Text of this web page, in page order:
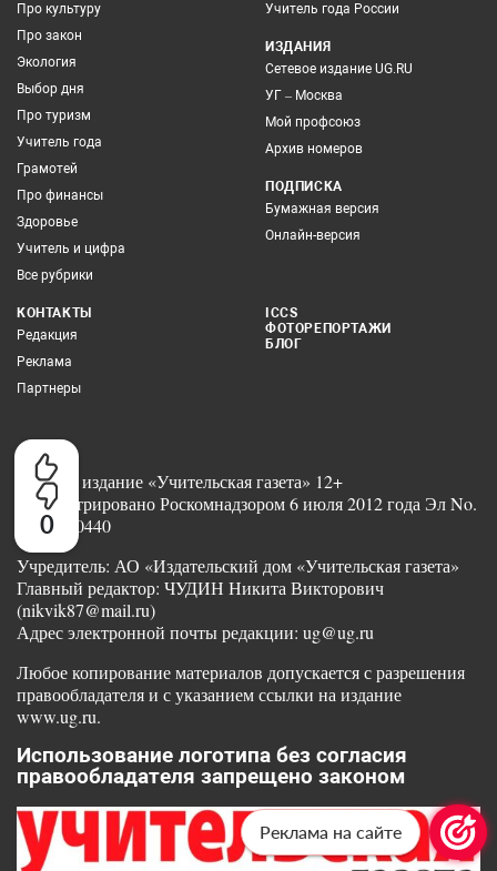
0
Про культуру
Про закон
Экология
Выбор дня
Про туризм
Учитель года
Грамотей
Про финансы
Здоровье
Учитель и цифра
Все рубрики
Учитель года России
ИЗДАНИЯ
Сетевое издание UG.RU
УГ – Москва
Мой профсоюз
Архив номеров
ПОДПИСКА
Бумажная версия
Онлайн-версия
КОНТАКТЫ
Редакция
Реклама
Партнеры
ICCS
ФОТОРЕПОРТАЖИ
БЛОГ
Сетевое издание «Учительская газета» 12+
Зарегистрировано Роскомнадзором 6 июля 2012 года Эл No.
ФС77-50440
Учредитель: АО «Издательский дом «Учительская газета»
Главный редактор: ЧУДИН Никита Викторович
(nikvik87@mail.ru)
Адрес электронной почты редакции: ug@ug.ru
Любое копирование материалов допускается с разрешения
правообладателя и с указанием ссылки на издание
www.ug.ru.
Использование логотипа без согласия
правообладателя запрещено законом
Реклама на сайте